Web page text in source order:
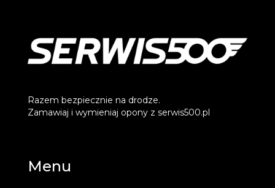
Razem bezpiecznie na drodze.
Zamawiaj i wymieniaj opony z serwis500.pl
Menu